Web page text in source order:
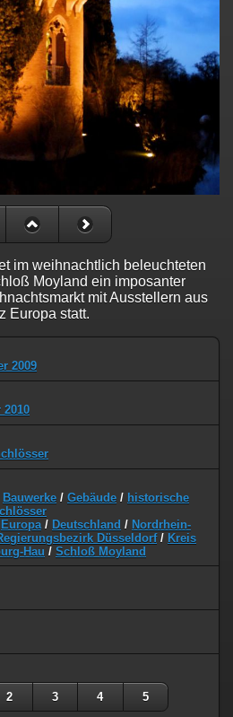
im weihnachtlich beleuchteten
Moyland ein imposanter
mit Ausstellern aus
Europa statt.
2009
2010
Bauwerke / Gebäude / historische
Europa / Deutschland / Nordrhein-
Düsseldorf/ Kreis
Hau / Schloß Moyland
2 3 4 5